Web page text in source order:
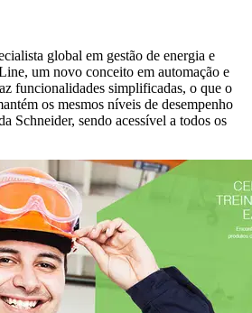
global em gestão de energia e
um novo conceito em automação e
funcionalidades simplificadas, o que o
os mesmos níveis de desempenho
Schneider, sendo acessível a todos os